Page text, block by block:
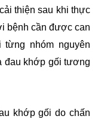
thiện sau khi thực
bệnh cần được can
nhóm nguyên
đau khớp gối tương
khớp gối do chấn